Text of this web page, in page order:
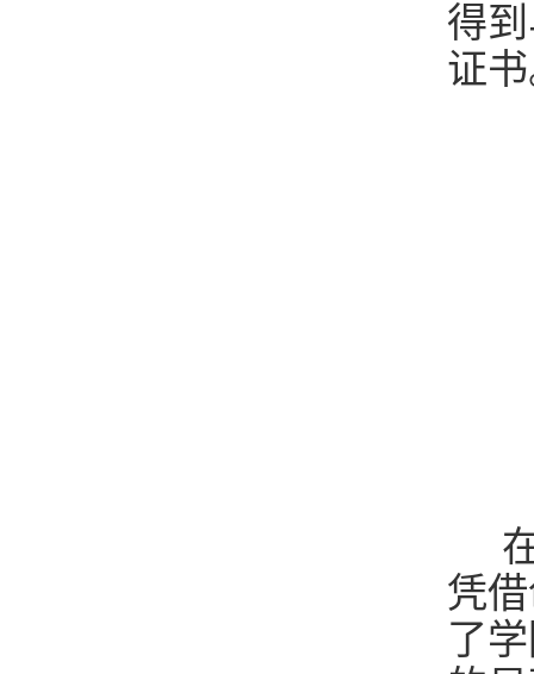
得
证
凭
了